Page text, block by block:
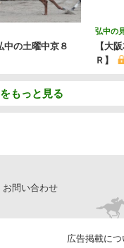
中の土曜中京８
弘中の
【大
Ｒ】
もっと見る
お問い合わせ
広告掲載につ